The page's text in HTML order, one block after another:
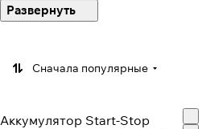
секторе благодаря своим
Сначала популярные
Аккумулятор Start-Stop